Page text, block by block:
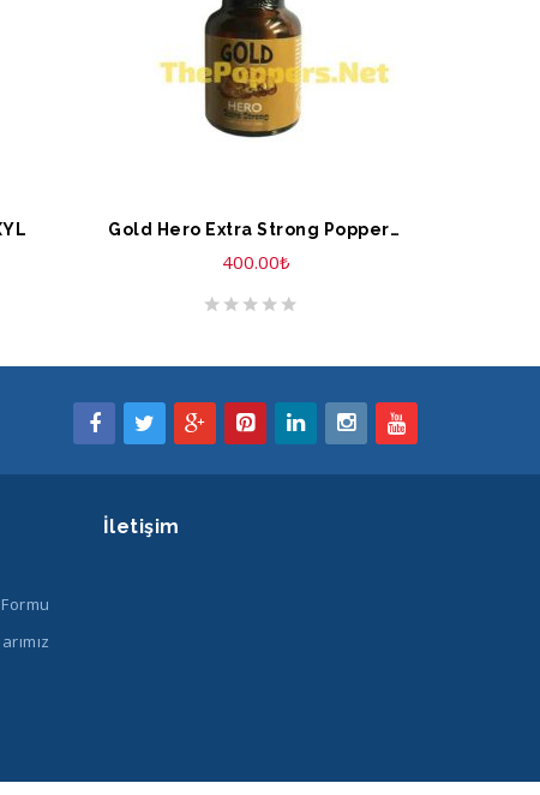
SEPETE EKLE Gold Hero Extra Strong Poppers 10 ML
400.00₺
İletişim